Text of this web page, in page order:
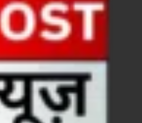
Ummeed Portal: उम्मीद पोर्टल पर यूपी ने रचा
दिल्ली में चमकेगा मध्यप्रदेश – संस्कृति, कला और परंपरा का
Jairam Ramesh On BJP: श्यामा प्रसाद मुखर्जी के
AIIMS Rishikesh: केन्द्रीय स्वास्थ्य मंत्री जेपी नड्डा से